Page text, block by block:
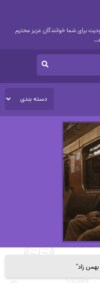
برای شما خوانندگان عزیز محترم
زاد"